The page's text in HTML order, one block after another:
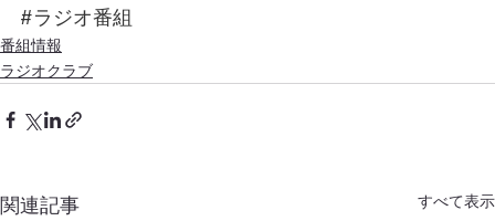
#ラジオ番組
番組情報
ラジオクラブ
関連記事 すべて表示